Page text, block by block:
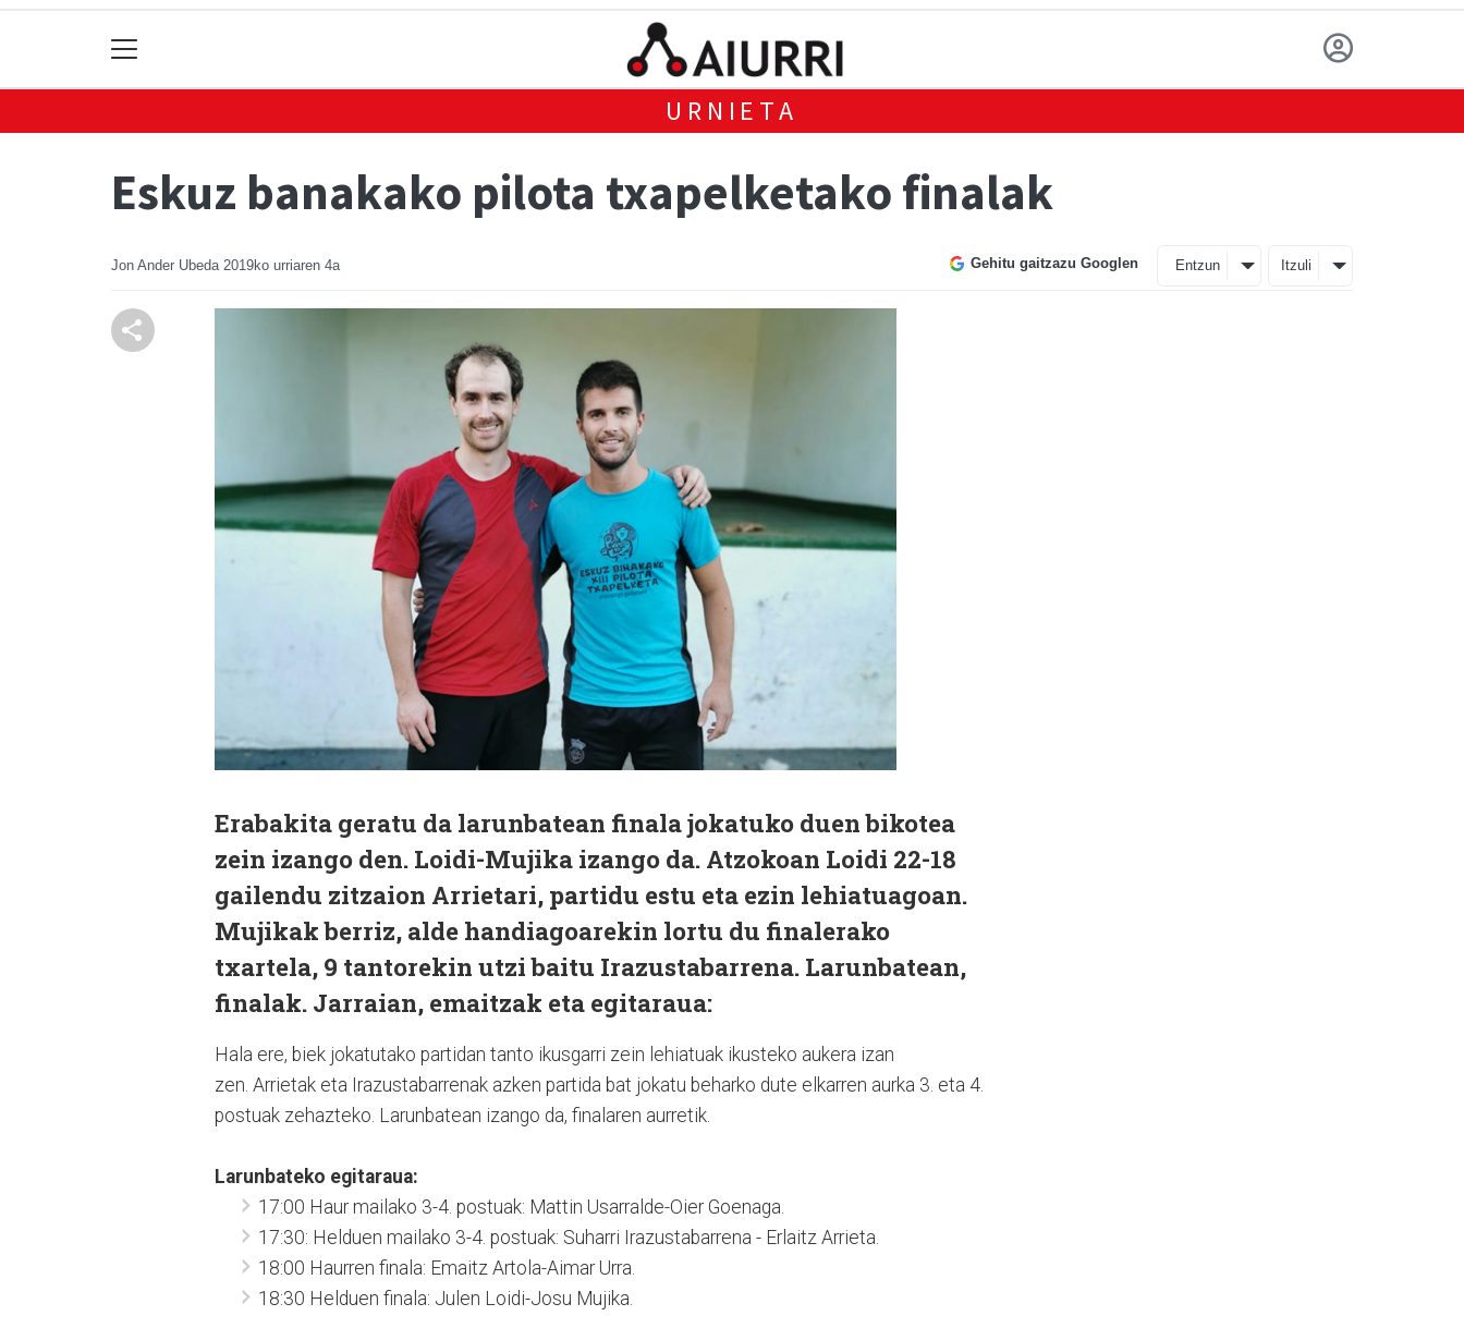
URNIETA
Eskuz banakako pilota txapelketako finalak
Jon Ander Ubeda 2019ko urriaren 4a Gehitu gaitzazu Googlen Entzun Itzuli
Erabakita geratu da larunbatean finala jokatuko duen bikotea
zein izango den. Loidi-Mujika izango da. Atzokoan Loidi 22-18
gailendu zitzaion Arrietari, partidu estu eta ezin lehiatuagoan.
Mujikak berriz, alde handiagoarekin lortu du finalerako
txartela, 9 tantorekin utzi baitu Irazustabarrena. Larunbatean,
finalak. Jarraian, emaitzak eta egitaraua:
Hala ere, biek jokatutako partidan tanto ikusgarri zein lehiatuak ikusteko aukera izan
zen. Arrietak eta Irazustabarrenak azken partida bat jokatu beharko dute elkarren aurka 3. eta 4.
postuak zehazteko. Larunbatean izango da, finalaren aurretik.
Larunbateko egitaraua:
17:00 Haur mailako 3-4. postuak: Mattin Usarralde-Oier Goenaga.
17:30: Helduen mailako 3-4. postuak: Suharri Irazustabarrena - Erlaitz Arrieta.
18:00 Haurren finala: Emaitz Artola-Aimar Urra.
18:30 Helduen finala: Julen Loidi-Josu Mujika.